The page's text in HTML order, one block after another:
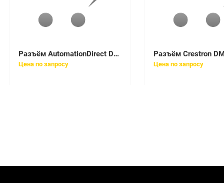
Разъём AutomationDirect DN-9PLUGMN
Цена по запросу Цена по запросу